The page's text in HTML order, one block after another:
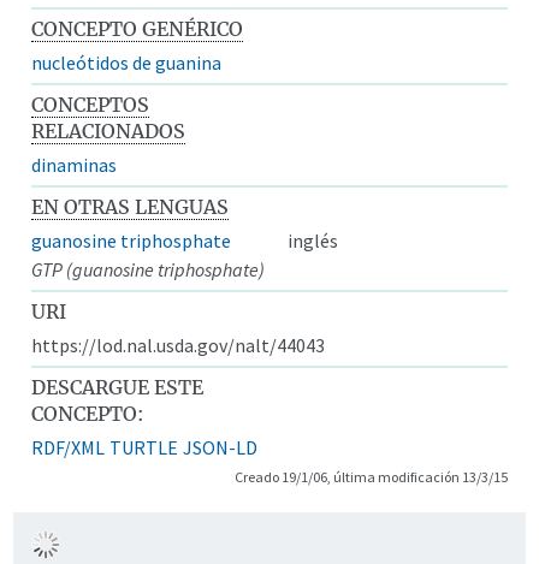
CONCEPTO GENÉRICO
nucleótidos de guanina
CONCEPTOS
RELACIONADOS
dinaminas
EN OTRAS LENGUAS
guanosine triphosphate
inglés
GTP (guanosine triphosphate)
URI
https://lod.nal.usda.gov/nalt/44043
DESCARGUE ESTE
CONCEPTO:
RDF/XML TURTLE JSON-LD
Creado 19/1/06, última modificación 13/3/15